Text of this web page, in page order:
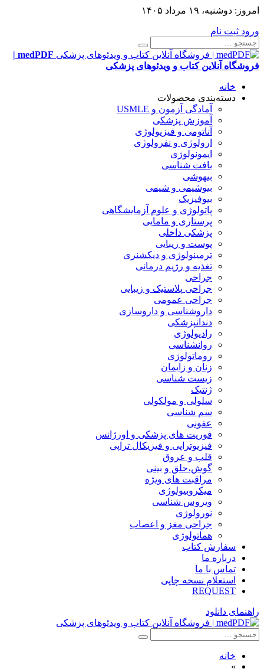
امروز: دوشنبه، ۱۹ مرداد ۱۴۰۵
ورود ثبت نام
medPDF |
فروشگاه آنلاین کتاب و ویدئوهای پزشکی
خانه
دسته‌بندی محصولات
آمادگی آزمون و USMLE
آموزش پزشکی
آناتومی و فیزیولوژی
ارولوژی و نفرولوژی
ایمونولوژی
بافت شناسی
بیهوشی
بیوشیمی و شیمی
بیوفیزیک
پاتولوژی و علوم آزمایشگاهی
پرستاری و مامایی
پزشکی داخلی
پوست و زیبایی
ترمینولوژی و دیکشنری
تغذیه و رژیم درمانی
جراحی
جراحی پلاستیک و زیبایی
جراحی عمومی
داروشناسی و داروسازی
دندانپزشکی
رادیولوژی
روانشناسی
روماتولوژی
زنان و زایمان
زیست شناسی
ژنتیک
سلولی و مولکولی
سم شناسی
عفونی
فوریت های پزشکی و اورژانس
فیزیوتراپی و فیزیکال تراپی
قلب و عروق
گوش،حلق و بینی
مراقبت های ویژه
میکروبیولوژی
ویروس شناسی
نورولوژی
جراحی مغز و اعصاب
هماتولوژی
سفارش کتاب
درباره ما
تماس با ما
استعلام نسخه چاپی
REQUEST
راهنمای دانلود
خانه
»